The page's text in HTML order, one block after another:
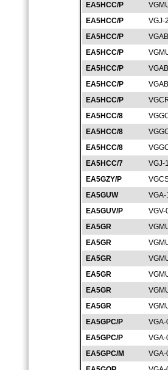
EA5HCC/P
EA5HCC/P
VGJ-
EA5HCC/P
EA5HCC/P
EA5HCC/P
EA5HCC/P
EA5HCC/P
EA5HCC/8
EA5HCC/8
EA5HCC/8
EA5HCC/7
VGJ-
EA5GZY/P
EA5GUW
EA5GUV/P
VGV-
EA5GR
EA5GR
EA5GR
EA5GR
EA5GR
EA5GR
EA5GPC/P
EA5GPC/P
EA5GPC/M